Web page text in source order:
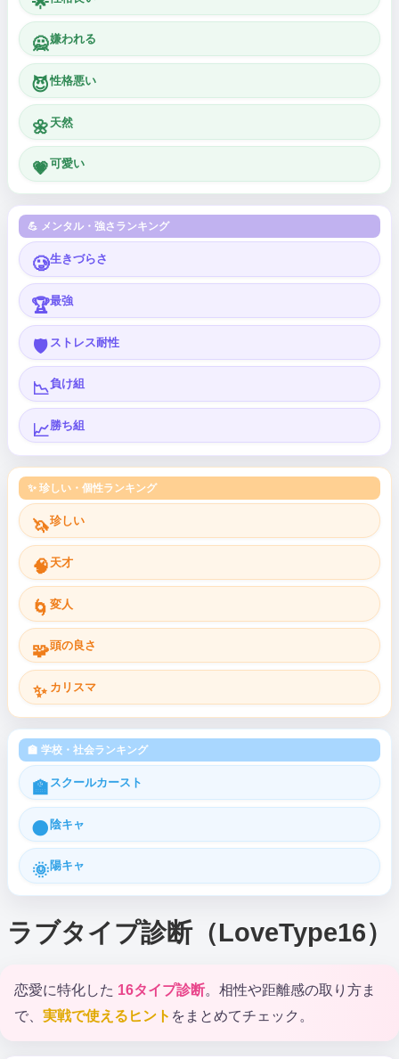
🙅嫌われる
😈性格悪い
🌼 天然
💗可愛い
💪 メンタル・強さランキング
🥲生きづらさ
🏆最強
🛡️ ストレス耐性
📉負け組
📈勝ち組
✨ 珍しい・個性ランキング
🦄珍しい
🧠 天才
🌀 変人
🧩頭の良さ
✨ カリスマ
🏫 学校・社会ランキング
🏫 スクールカースト
🌑陰キャ
🌞 陽キャ
ラブタイプ診断（LoveType16）
恋愛に特化した 16タイプ診断。相性や距離感の取り方ま
で、 実戦で使えるヒント をまとめてチェック。